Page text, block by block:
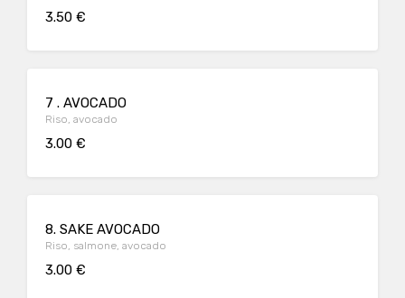
3.50 €
7 . AVOCADO
Riso, avocado
3.00 €
8. SAKE AVOCADO
Riso, salmone, avocado
3.00 €